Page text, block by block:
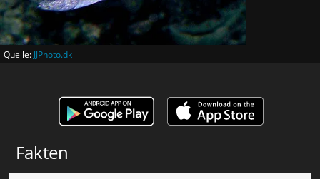
Quelle: JJPhoto.dk
Fakten